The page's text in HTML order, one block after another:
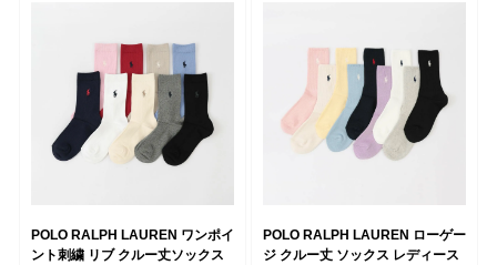
POLO RALPH LAUREN ワンポイ
ント刺繍 リブ クルー丈ソックス
POLO RALPH LAUREN ローゲー
ジ クルー丈 ソックス レディース